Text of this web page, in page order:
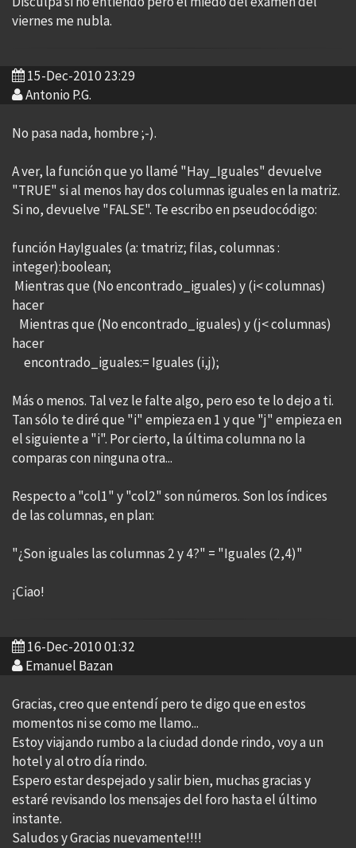
viernes me nubla.
15-Dec-2010 23:29
Antonio P.G.
No pasa nada, hombre ;-).
A ver, la función que yo llamé "Hay_Iguales" devuelve
"TRUE" si al menos hay dos columnas iguales en la matriz.
Si no, devuelve "FALSE". Te escribo en pseudocódigo:
función HayIguales (a: tmatriz; filas, columnas :
integer):boolean;
Mientras que (No encontrado_iguales) y (i< columnas)
hacer
Mientras que (No encontrado_iguales) y (j< columnas)
hacer
encontrado_iguales:= Iguales (i,j);
Más o menos. Tal vez le falte algo, pero eso te lo dejo a ti.
Tan sólo te diré que "i" empieza en 1 y que "j" empieza en
el siguiente a "i". Por cierto, la última columna no la
comparas con ninguna otra...
Respecto a "col1" y "col2" son números. Son los índices
de las columnas, en plan:
"¿Son iguales las columnas 2 y 4?" = "Iguales (2,4)"
¡Ciao!
16-Dec-2010 01:32
Emanuel Bazan
Gracias, creo que entendí pero te digo que en estos
momentos ni se como me llamo...
Estoy viajando rumbo a la ciudad donde rindo, voy a un
hotel y al otro día rindo.
Espero estar despejado y salir bien, muchas gracias y
estaré revisando los mensajes del foro hasta el último
instante.
Saludos y Gracias nuevamente!!!!